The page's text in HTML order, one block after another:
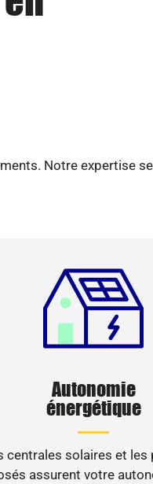
Notre expertise
Autonomie
énergétique
centrales solaires et les
assurent votre